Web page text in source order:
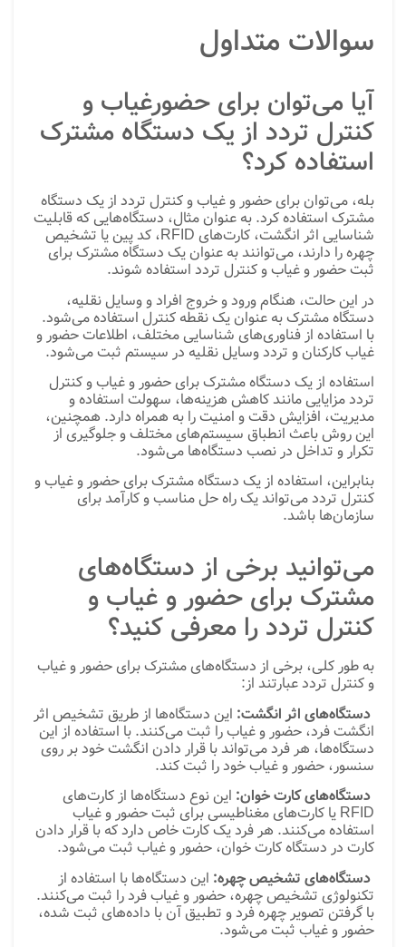
سوالات متداول
آیا می‌توان برای حضورغیاب و
کنترل تردد از یک دستگاه مشترک
استفاده کرد؟
بله، می‌توان برای حضور و غیاب و کنترل تردد از یک دستگاه
مشترک استفاده کرد. به عنوان مثال، دستگاه‌هایی که قابلیت
شناسایی اثر انگشت، کارت‌های RFID، کد پین یا تشخیص
چهره را دارند، می‌توانند به عنوان یک دستگاه مشترک برای
ثبت حضور و غیاب و کنترل تردد استفاده شوند.
در این حالت، هنگام ورود و خروج افراد و وسایل نقلیه،
دستگاه مشترک به عنوان یک نقطه کنترل استفاده می‌شود.
با استفاده از فناوری‌های شناسایی مختلف، اطلاعات حضور و
غیاب کارکنان و تردد وسایل نقلیه در سیستم ثبت می‌شود.
استفاده از یک دستگاه مشترک برای حضور و غیاب و کنترل
تردد مزایایی مانند کاهش هزینه‌ها، سهولت استفاده و
مدیریت، افزایش دقت و امنیت را به همراه دارد. همچنین،
این روش باعث انطباق سیستم‌های مختلف و جلوگیری از
تکرار و تداخل در نصب دستگاه‌ها می‌شود.
بنابراین، استفاده از یک دستگاه مشترک برای حضور و غیاب و
کنترل تردد می‌تواند یک راه حل مناسب و کارآمد برای
سازمان‌ها باشد.
می‌توانید برخی از دستگاه‌های
مشترک برای حضور و غیاب و
کنترل تردد را معرفی کنید؟
به طور کلی، برخی از دستگاه‌های مشترک برای حضور و غیاب
و کنترل تردد عبارتند از:
دستگاه‌های اثر انگشت: این دستگاه‌ها از طریق تشخیص اثر
انگشت فرد، حضور و غیاب را ثبت می‌کنند. با استفاده از این
دستگاه‌ها، هر فرد می‌تواند با قرار دادن انگشت خود بر روی
سنسور، حضور و غیاب خود را ثبت کند.
دستگاه‌های کارت خوان: این نوع دستگاه‌ها از کارت‌های
RFID یا کارت‌های مغناطیسی برای ثبت حضور و غیاب
استفاده می‌کنند. هر فرد یک کارت خاص دارد که با قرار دادن
کارت در دستگاه کارت خوان، حضور و غیاب ثبت می‌شود.
دستگاه‌های تشخیص چهره: این دستگاه‌ها با استفاده از
تکنولوژی تشخیص چهره، حضور و غیاب فرد را ثبت می‌کنند.
با گرفتن تصویر چهره فرد و تطبیق آن با داده‌های ثبت شده،
حضور و غیاب ثبت می‌شود.